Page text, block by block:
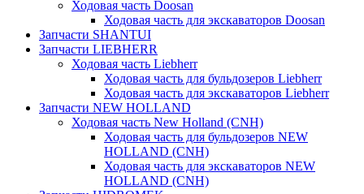
Ходовая часть Doosan
Ходовая часть для экскаваторов Doosan
Запчасти SHANTUI
Запчасти LIEBHERR
Ходовая часть Liebherr
Ходовая часть для бульдозеров Liebherr
Ходовая часть для экскаваторов Liebherr
Запчасти NEW HOLLAND
Ходовая часть New Holland (CNH)
Ходовая часть для бульдозеров NEW
HOLLAND (CNH)
Ходовая часть для экскаваторов NEW
HOLLAND (CNH)